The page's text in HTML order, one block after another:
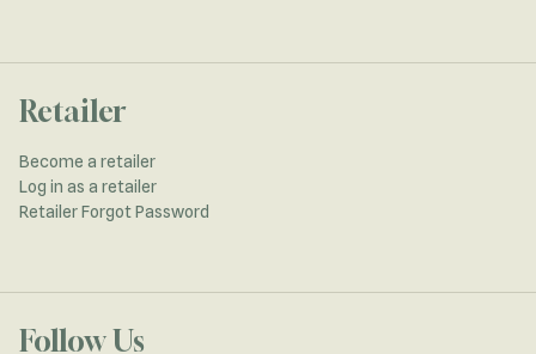
Retailer
Become a retailer
Log in as a retailer
Retailer Forgot Password
Follow Us